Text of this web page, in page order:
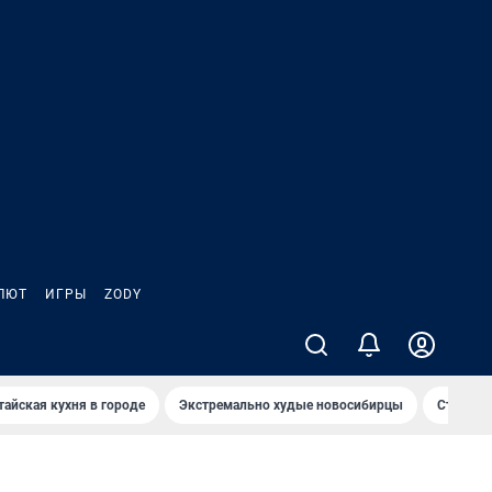
ИГРЫ ZODY
кухня в городе Экстремально худые новосибирцы Старт